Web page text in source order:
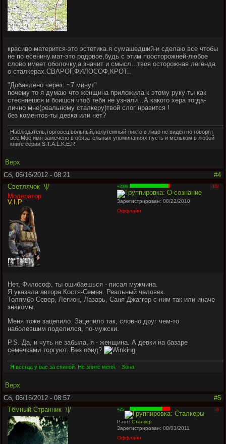
красиво матерится-это эстетика.я сумашедший-и сделаю все чтобы
не по есенину.мат-это родовое,будь с этим поосторожней-любое
слово имеет оболочку,а значит и смысл...твоя осторожная легенда
о сталкерах.СВАРОГ,ФИЛОСОФ,КРОТ..
"Добавлено через: ~7 минут"
почему то я думаю что женщина приложила к этому руку-ты как
стесняешся и боишся чтоб тебя не узнали...А какого хера тогда-
лично мне(реальному сталкеру)твой слог нравится !
без коментов-ты девка или нет?
Наблюдатель,торговец,вольный,полутемный-никто в лицо не видел но говорят
все.Мое имя замечено в обязательных упоминаниях пусть и мельком в любой
книге серии S.T.A.L.K.E.R
Верх
Сб, 06/16/2012 - 08:21
#4
Светлячок \|/
Модератор
V.I.P
+2098 -102
Зарегистрирован: 08/22/2010
Оффлайн
Нет, Философ, ты ошибаешься - писал мужчина.
Я указала автора Костя-Семен. Реальный человек.
Толямбо Север, Легион, Лазарь, Саня Джаггер с ним так или иначе
знакомы.
Меня тоже зацепило. Зацепило так, словно друг чем-то
наболевшим поделился, по-мужски.
P.S. Да, и чуть не забыла, я - женщина. А девки на базаре
семечками торгуют. Без обид?
Я всегда у вас за спиной. Не злите меня. - Зона
Верх
Сб, 06/16/2012 - 08:57
#5
Тёмный Странник \|/ +25 -6
Ранг:Сталкер
Зарегистрирован: 08/03/2011
Оффлайн